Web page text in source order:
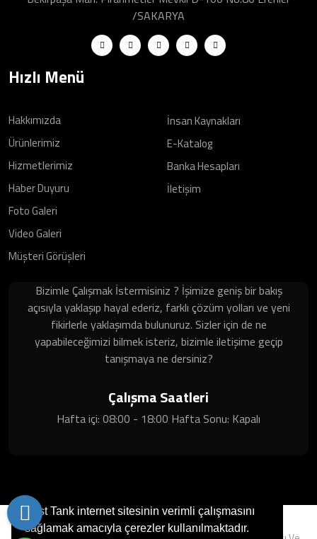
Best Tank internet sitesinin verimli çalışmasını
sağlamak amacıyla çerezler kullanılmaktadır.
/SAKARYA
Hızlı Menü
Hakkımızda
Ürünlerimiz
Hizmetlerimiz
Haber Duyuru
Foto Galeri
Video Galeri
Müşteri Görüşleri
İnsan Kaynakları
E-Katalog
Banka Hesapları
İletişim
Bizimle Çalışmak İstermisiniz ? İşimize geniş bir bakış
açısıyla yaklaşıp hayal ederiz, farklı çözüm yolları ve yeni
fikirlerle yaklaşımda bulunuruz. Sizler için de ne
yapabileceğimizi bilmek isteriz, bizimle iletişime geçip
tanışmaya ne dersiniz?
Çalışma Saatleri
Hafta içi: 08:00 - 18:00 Hafta Sonu: Kapalı